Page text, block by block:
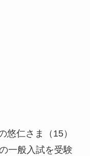
悠仁さま（15）
一般入試を受験